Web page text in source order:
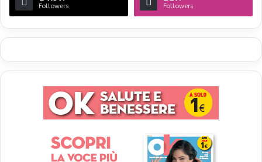
Followers Followers